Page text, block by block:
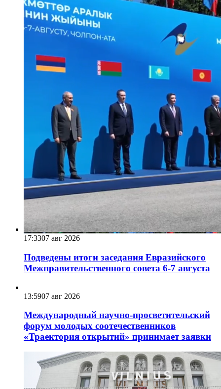
17:3307 авг 2026
Подведены итоги заседания Евразийского
Межправительственного совета 6-7 августа
13:5907 авг 2026
Международный научно-просветительский
форум молодых соотечественников
«Траектория открытий» принимает заявки